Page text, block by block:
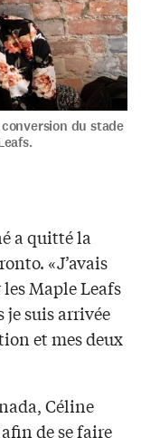
du stade
a quitté la
«J’avais
Maple Leafs
suis arrivée
et mes deux
Céline
de se faire